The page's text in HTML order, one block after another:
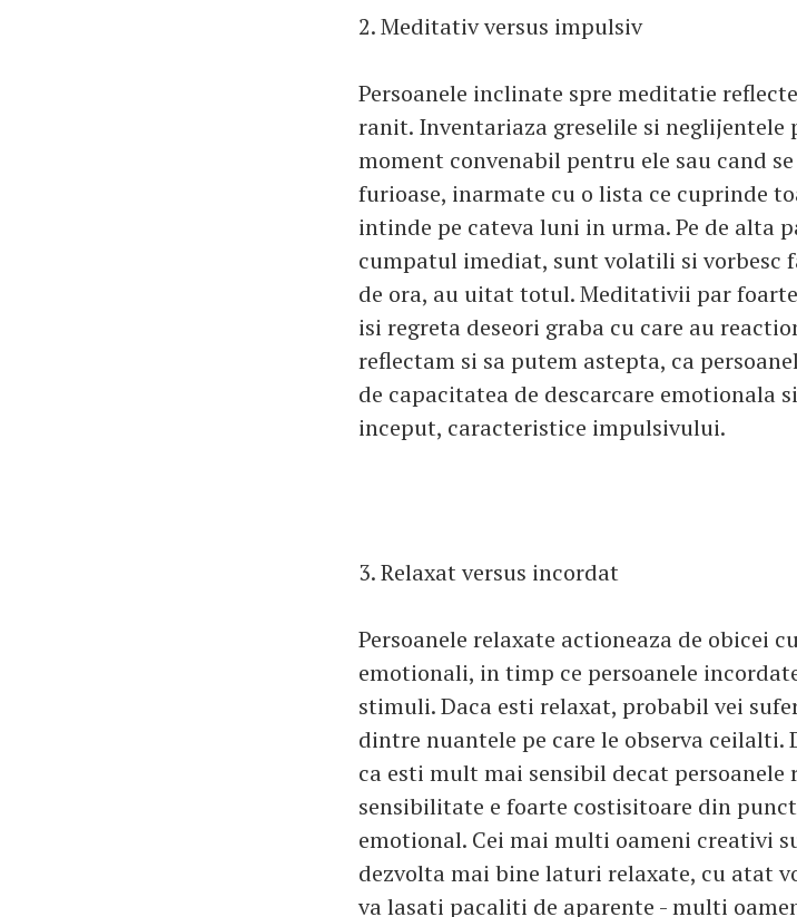
2. Meditativ versus impulsiv
Persoanele inclinate spre meditatie
ranit. Inventariaza greselile si
moment convenabil pentru ele sau cand
furioase, inarmate cu o lista ce cuprinde
intinde pe cateva luni in urma. Pe de alta
cumpatul imediat, sunt volatili si vorbesc
de ora, au uitat totul. Meditativii par
isi regreta deseori graba cu care au
reflectam si sa putem astepta, ca
de capacitatea de descarcare emotionala
inceput, caracteristice impulsivului.
3. Relaxat versus incordat
Persoanele relaxate actioneaza de obicei
emotionali, in timp ce persoanele
stimuli. Daca esti relaxat, probabil vei
dintre nuantele pe care le observa ceilalti.
ca esti mult mai sensibil decat persoanele
sensibilitate e foarte costisitoare din
emotional. Cei mai multi oameni creativi
dezvolta mai bine laturi relaxate, cu atat
va lasati pacaliti de aparente - multi